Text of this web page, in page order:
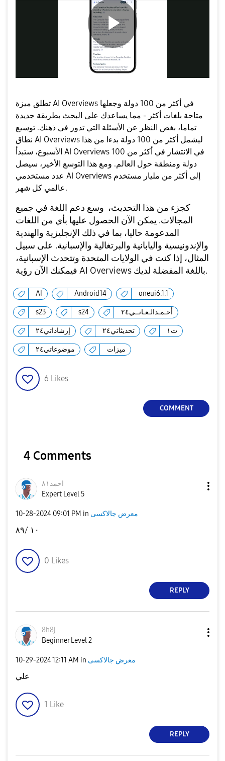
P
l
a
V
i
d
تطلق ميزة AI Overviews في أكثر من 100 دولة وجعلها
متاحة بلغات أكثر - مما يساعدك على البحث بطريقة جديدة
تماما، بغض النظر عن الأسئلة التي تدور في ذهنك. توسيع
نطاق AI Overviews ليشمل أكثر من 100 دولة بدءا من هذا
الأسبوع، ستبدأ AI Overviews في الانتشار في أكثر من 100
دولة ومنطقة حول العالم. ومع هذا التوسع الأخير، سيصل
عدد مستخدمي AI Overviews إلى أكثر من مليار مستخدم
عالمي كل شهر.
كجزء من هذا التحديث، وسع دعم اللغة في جميع
المجالات. يمكن الآن الحصول عليها بأي من اللغات
المدعومة حاليا، بما في ذلك الإنجليزية والهندية
والإندونيسية واليابانية والبرتغالية والإسبانية. على سبيل
المثال، إذا كنت في الولايات المتحدة وتتحدث الإسبانية،
فيمكنك الآن رؤية AI Overviews باللغة المفضلة لديك.
AI Android14 oneui6.1.1
s23 s24 أحـمـدالـعـانــي٢٤
إرشاداتي٢٤ تحديثاتي٢٤ ت١
موضوعاتي٢٤ ميزات
6 Likes
COMMENT
4 Comments
احمد٨١
Expert Level 5
‎10-28-2024 09:01 PM in معرض جالاكسى
١٠ /٨٩
0 Likes
REPLY
8h8j
Beginner Level 2
‎10-29-202412:11 AM in معرض جالاكسى
علي
1 Like
REPLY